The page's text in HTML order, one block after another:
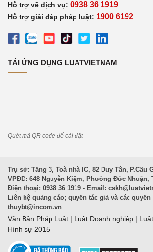
Hỗ trợ về dịch vụ: 0938 36 1919
Hỗ trợ giải đáp pháp luật: 1900 6192
TẢI ỨNG DỤNG LUATVIETNAM
Quét mã QR code để cài đặt
Trụ sở: Tầng 3, Toà nhà IC, 82 Duy Tân, P.Cầu
VPĐD: 648 Nguyễn Kiệm, Phường Đức Nhuận,
Điện thoại: 0938 36 1919 - Email:
Liên hệ quảng cáo; quyền tác giả và các quyền
thuybt@incom.vn
Văn Bản Pháp Luật | Luật Doanh nghiệp |
Hình sự 2015